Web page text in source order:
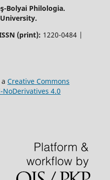
Bolyai Philologia.
(print): 1220-0484 |
Creative Commons
4.0